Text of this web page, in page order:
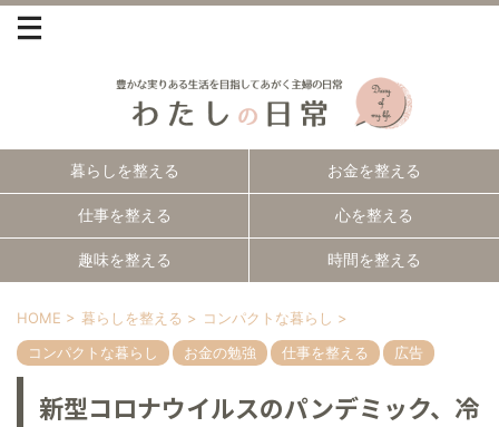
暮らしを整える お金を整える
仕事を整える 心を整える
趣味を整える 時間を整える
HOME > 暮らしを整える > コンパクトな暮らし >
コンパクトな暮らし
お金の勉強 仕事を整える 広告
新型コロナウイルスのパンデミック、冷